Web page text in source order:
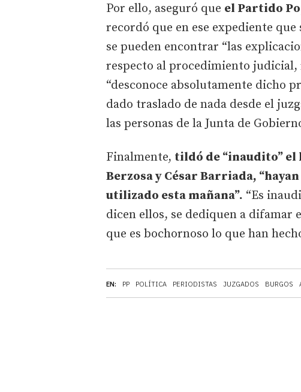
EN: PP POLÍTICA PERIODISTAS JUZGADOS BURGOS
Por ello, aseguró que el Partido
recordó que en ese expediente
se pueden encontrar “las
respecto al procedimiento
“desconoce absolutamente dicho
dado traslado de nada desde el
las personas de la Junta de
Finalmente, tildó de “inaudito” el
Berzosa y César Barriada,
utilizado esta mañana”. “Es
dicen ellos, se dediquen a difamar
que es bochornoso lo que han